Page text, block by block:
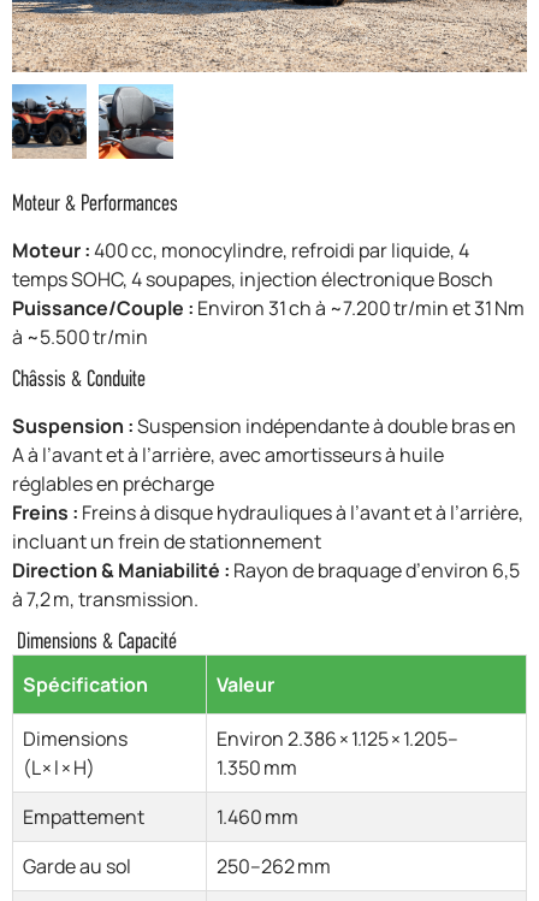
F.A.Q
Moteur & Performances
Moteur :400 cc, monocylindre, refroidi par liquide, 4
temps SOHC, 4 soupapes, injection électronique Bosch
Puissance/Couple : Environ 31 ch à ~7.200 tr/min et 31 Nm
à ~5.500 tr/min
Châssis & Conduite
Suspension :Suspension indépendante à double bras en
A à l’avant et à l’arrière, avec amortisseurs à huile
réglables en précharge
Freins : Freins à disque hydrauliques à l’avant et à l’arrière,
incluant un frein de stationnement
Direction & Maniabilité : Rayon de braquage d’environ 6,5
à 7,2 m, transmission.
Dimensions & Capacité
Spécification Valeur
Dimensions
(L × l × H)
Environ 2.386 × 1.125 × 1.205–
1.350 mm
Empattement
1.460 mm
Garde au sol
250–262 mm